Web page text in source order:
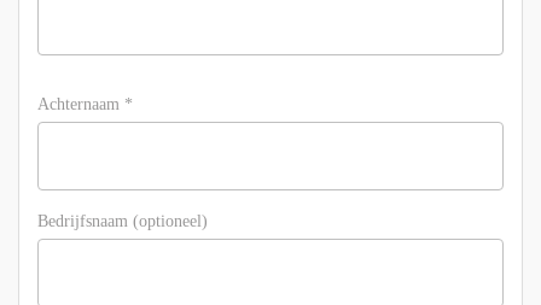
Achternaam *
Bedrijfsnaam (optioneel)